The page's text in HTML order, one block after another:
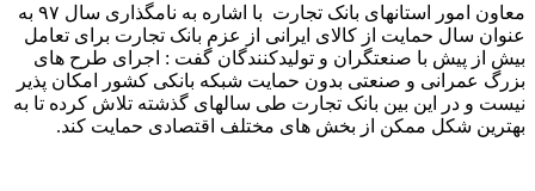
معاون امور استانهای بانک تجارت با اشاره به نامگذاری سال ۹۷ به
عنوان سال حمایت از کالای ایرانی از عزم بانک تجارت برای تعامل
بیش از پیش با صنعتگران و تولیدکنندگان گفت : اجرای طرح های
بزرگ عمرانی و صنعتی بدون حمایت شبکه بانکی کشور امکان پذیر
نیست و در این بین بانک تجارت طی سالهای گذشته تلاش کرده تا به
بهترین شکل ممکن از بخش های مختلف اقتصادی حمایت کند.